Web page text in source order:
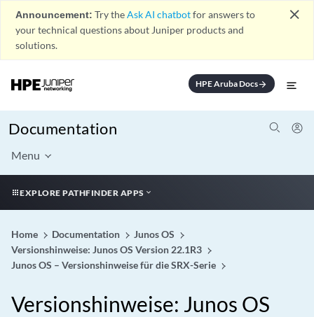
Announcement: Try theAsk AI chatbotfor answers to
your technical questions about Juniper products and
solutions.
close
HPE Aruba Docsarrow_forward
Documentation
Menu
EXPLORE PATHFINDER APPS
Home Documentation
Junos OS
Versionshinweise: Junos OS Version 22.1R3
Junos OS – Versionshinweise für die SRX-Serie
Versionshinweise: Junos OS